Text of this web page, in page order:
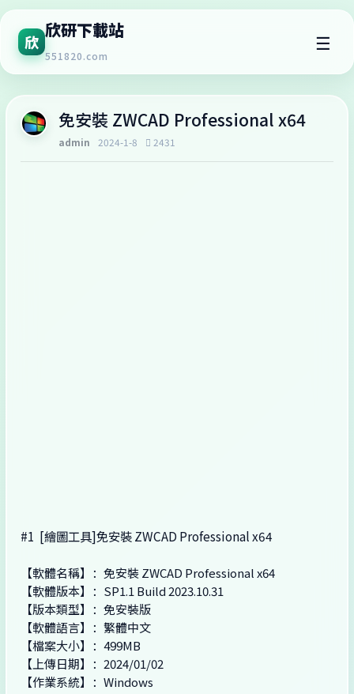
欣
欣研下載站
551820.com
☰
免安裝 ZWCAD Professional x64
admin 2024-1-8 2431
#1 [繪圖工具]免安裝 ZWCAD Professional x64
【軟體名稱】：免安裝 ZWCAD Professional x64
【軟體版本】：SP1.1 Build 2023.10.31
【版本類型】：免安裝版
【軟體語言】：繁體中文
【檔案大小】：499MB
【上傳日期】：2024/01/02
【作業系統】：Windows